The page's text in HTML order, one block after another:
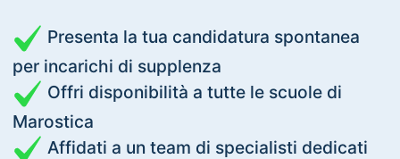
Presenta la tua candidatura spontanea
per incarichi di supplenza
Offri disponibilità a tutte le scuole di
Marostica
Affidati a un team di specialisti dedicati